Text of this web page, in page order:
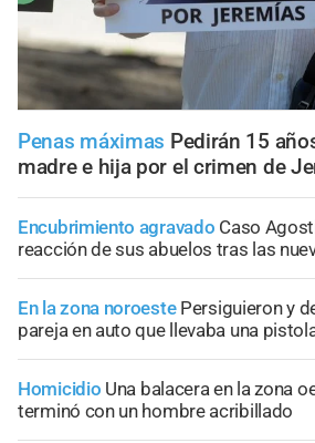
Penas máximas Pedirán 15
madre e hija por el crimen de
Encubrimiento agravado Caso
reacción de sus abuelos tras las
En la zona noroeste Persiguieron y
pareja en auto que llevaba una
Homicidio Una balacera en la zona
terminó con un hombre acribillado